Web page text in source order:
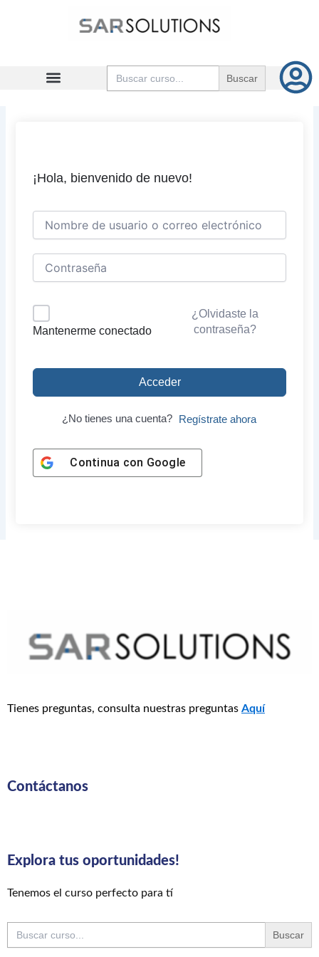
Buscar:
¡Hola, bienvenido de nuevo!
Mantenerme conectado
¿Olvidaste la
contraseña?
Acceder
¿No tienes una cuenta? Regístrate ahora
Continua con Google
Tienes preguntas, consulta nuestras preguntas Aquí
Contáctanos
Explora tus oportunidades!
Tenemos el curso perfecto para tí
Buscar: